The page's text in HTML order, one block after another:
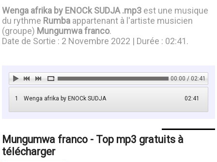
Wenga afrika by ENOCk SUDJA .mp3 est une musique
du rythme Rumba appartenant à l'artiste musicien
(groupe) Mungumwa franco.
Date de Sortie : 2 Novembre 2022 | Durée : 02:41.
00:00 / 02:41
1 02:41
Wenga afrika by ENOCk SUDJA
Mungumwa franco - Top mp3 gratuits à
télécharger